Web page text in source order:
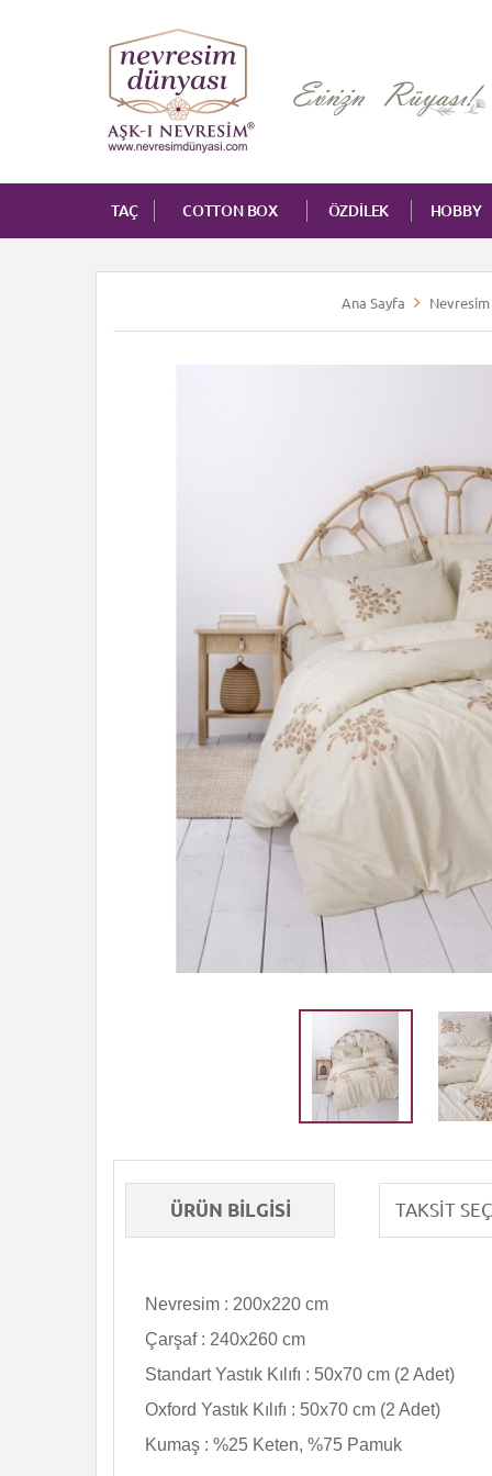
TAÇ COTTON BOX ÖZDİLEK HOBBY
Ana Sayfa Nevresim
ÜRÜN BILGISI
Nevresim : 200x220 cm
Çarşaf : 240x260 cm
Standart Yastık Kılıfı : 50x70 cm (2 Adet)
Oxford Yastık Kılıfı : 50x70 cm (2 Adet)
Kumaş : %25 Keten, %75 Pamuk